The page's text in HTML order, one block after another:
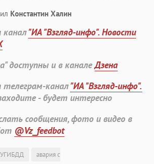
Константин Халин
канал"ИА "Взгляд-инфо". Новости
доступны и в каналеДзена
канал"ИА "Взгляд-инфо".
- будет интересно
сообщения, фото и видео в
@Vz_feedbot
УГИБДД
авария с